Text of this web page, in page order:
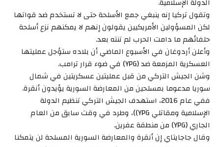
الدولة الإسلامية.
وتقول تركيا إنه ينبغي جمع الأسلحة حتى لا تستخدم ضد قواتها
لكن المسؤولين الأمريكيين يقولون إنهم لا يمكنهم نزع أسلحة
حلفائهم ما دامت الحرب لم تنته بعد.
وأعلن أردوغان في الأسبوع الماضي أن بلاده ستؤجل عمليتها
العسكرية المزمعة ضد (YPG) في ضوء قرار ترامب.
وشن الجيش التركي من قبل عمليتين عسكريتين في شمال
سوريا مدعوما بمسلحين من المعارضة السورية يؤيدون أنقرة.
ففي عام 2016، استهدف الجيش التركي تنظيم الدولة
الإسلامية ومقاتلي YPG))، وطرد في وقت سابق من العام
الجاري (YPG) من منطقة عفرين.
وقال جاجايتاي إن أنقرة والمعارضة السورية المسلحة لن يتمكنا